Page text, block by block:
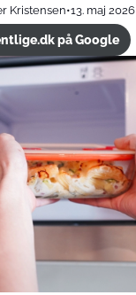
Kristensen•13. maj 2026
på Google